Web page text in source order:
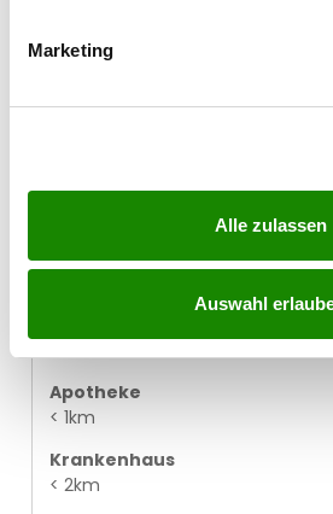
bestimmten Merkmalen
Erfahren Sie mehr darüber, wie
Marketing
Alle zulassen
Auswahl
Bus
Autobahnanschluss
Arzt
Apotheke
< 1km
Krankenhaus
< 2km